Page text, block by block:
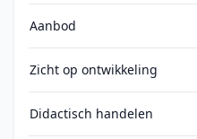
Aanbod
Zicht op ontwikkeling
Didactisch handelen